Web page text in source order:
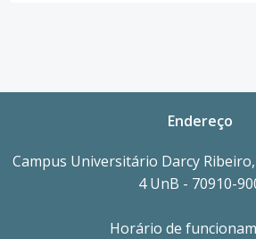
Endereço
Campus Universitário Darcy Ribeiro,
4 UnB - 70910-
Horário de